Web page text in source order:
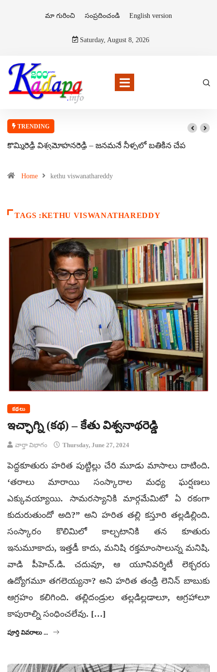
మా గురించి సంప్రదించండి English version
Saturday, August 8, 2026
TRENDING
కొమ్మిరెడ్డి విశ్వమోహనరెడ్డి – జనమనే నీళ్ళలో బతికిన చేప
Home kethu viswanathareddy
TAGS :KETHU VISWANATHAREDDY
కథలు
ఇచ్ఛాగ్ని (కథ) – కేతు విశ్వనాథరెడ్డి
వార్తా విభాగం Thursday, June 27, 2024
పెద్దకూతురు హరిత పుట్టిల్లు చేరి మూడు మాసాలు దాటింది.
‘తరాలు మారాయి సంస్కారాల మధ్య ఘర్షణలు
ఎక్కువయ్యాయి. సామరస్యానికి మార్గమేమిటో ఏ రకంగా
కుదురుతుందో అది?” అని హరిత తల్లి కస్తూరి తల్లడిల్లింది.
సంస్కారం కొలిమిలో కాల్చటానికి తన కూతురు
ఇనుమూకాదు, ఇత్తడీ కాదు, మనిషి రక్తమాంసాలున్న మనిషి.
వాడి పీహెచ్‌.డి. చదువూ, ఆ యూనివర్శిటీ లెక్చరరు
ఉద్యోగమూ తగలెయ్యనా? అని హరిత తండ్రి లెనిన్‌ బాబుకు
ఆగ్రహం కలిగింది. తల్లిదండ్రుల తల్లడిల్లడాలూ, ఆగ్రహాలూ
కాపురాల్ని సంధించలేవు. […]
పూర్తి వివరాలు ...